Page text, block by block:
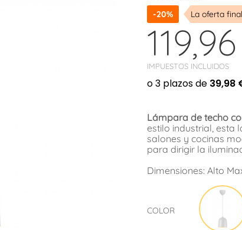
-20% La oferta
IMPUESTOS INCLUIDOS
Lámpara de techo
estilo industrial, esta
salones y cocinas
para dirigir la
Dimensiones: Alto
COLOR